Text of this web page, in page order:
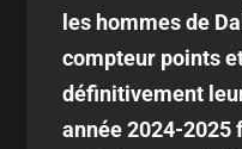
les hommes de
compteur points
définitivement
année 2024-2025